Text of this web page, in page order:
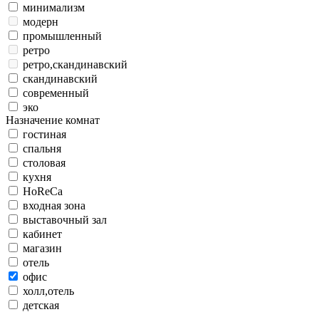
минимализм
модерн
промышленный
ретро
ретро,скандинавский
скандинавский
современный
эко
Назначение комнат
гостиная
спальня
столовая
кухня
HoReCa
входная зона
выставочный зал
кабинет
магазин
отель
офис
холл,отель
детская